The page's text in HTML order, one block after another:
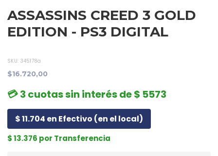
ASSASSINS CREED 3 GOLD
EDITION - PS3 DIGITAL
SKU: 345178a
$16.720,00
💳 3 cuotas sin interés de $ 5573
$ 11.704 en Efectivo (en el local)
$ 13.376 por Transferencia